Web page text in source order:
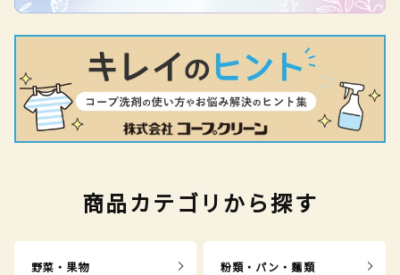
商品カテゴリから探す
野菜・果物 粉類・パン・麺類